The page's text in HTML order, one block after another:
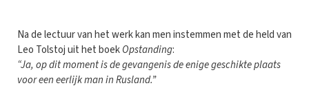
Na de lectuur van het werk kan men instemmen met de held van
Leo Tolstoj uit het boekOpstanding:
“Ja, op dit moment is de gevangenis de enige geschikte plaats
voor een eerlijk man in Rusland.”